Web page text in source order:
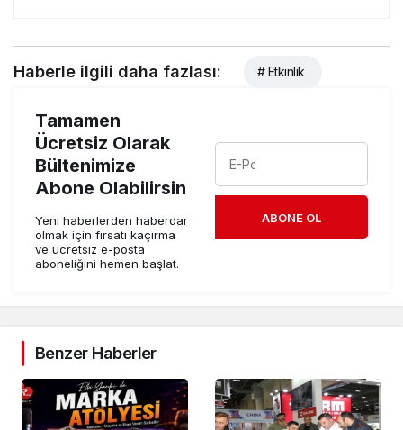
Haberle ilgili daha fazlası: # Etkinlik
Tamamen
Ücretsiz Olarak
Bültenimize
Abone Olabilirsin
Yeni haberlerden haberdar
olmak için fırsatı kaçırma
ve ücretsiz e-posta
aboneliğini hemen başlat.
ABONE OL
Benzer Haberler